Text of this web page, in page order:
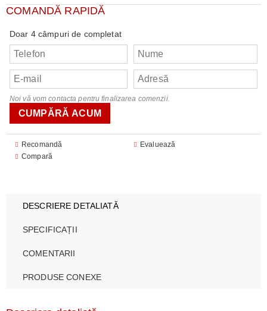
COMANDĂ RAPIDĂ
Doar 4 câmpuri de completat
Noi vă vom contacta pentru finalizarea comenzii.
Recomandă
Evaluează
Compară
DESCRIERE DETALIATĂ
SPECIFICAȚII
COMENTARII
PRODUSE CONEXE